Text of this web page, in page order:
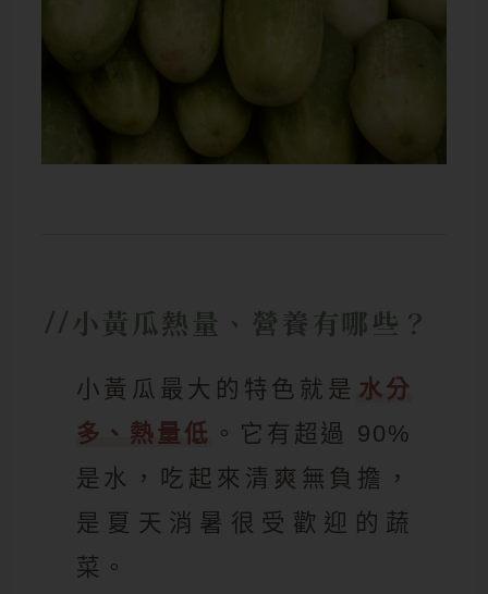
小黃瓜熱量、營養有哪些？
小黃瓜最大的特色就是 水分
多、熱量低 。它有超過 90%
是水，吃起來清爽無負擔，
是夏天消暑很受歡迎的蔬
菜。